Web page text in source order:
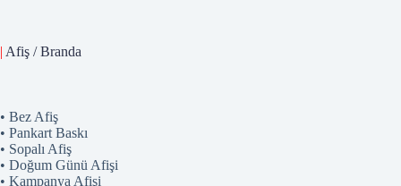
| Afiş / Branda
• Bez Afiş
• Pankart Baskı
• Sopalı Afiş
• Doğum Günü Afişi
• Kampanya Afişi